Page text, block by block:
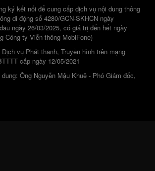
ký kết nối để cung cấp dịch vụ nội dung thông
di động số 4280/GCN-SKHCN ngày
ngày 26/03/2025, có giá trị đến hết ngày
Công ty Viễn thông MobiFone)
vụ Phát thanh, Truyền hình trên mạng
cấp ngày 12/05/2021
Ông Nguyễn Mậu Khuê - Phó Giám đốc,